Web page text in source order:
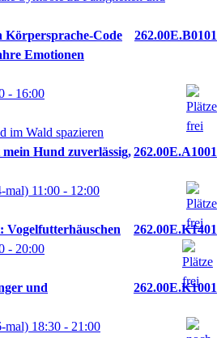
Körpersprache-Code
Emotionen
262.00E.B0101
- 16:00
Hund zuverlässig,262.00E.A1001
mal) 11:00 - 12:00
Vogelfutterhäuschen
262.00E.K1401
- 20:00
und
262.00E.K1001
mal) 18:30 - 21:00